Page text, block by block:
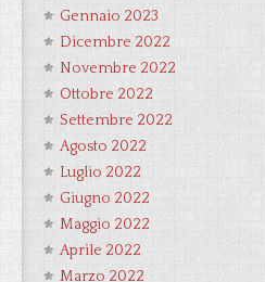
Gennaio 2023
Dicembre 2022
Novembre 2022
Ottobre 2022
Settembre 2022
Agosto 2022
Luglio 2022
Giugno 2022
Maggio 2022
Aprile 2022
Marzo 2022